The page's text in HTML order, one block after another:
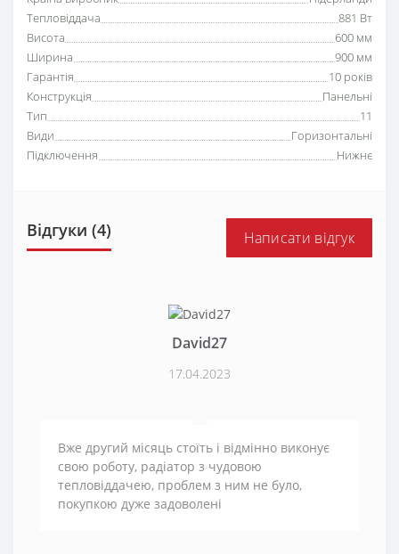
Тепловіддача
881 Вт
Висота
600 мм
Ширина
900 мм
Гарантія
10 років
Конструкція
Панельні
Тип
11
Види
Горизонтальні
Підключення
Нижнє
Відгуки (4) Написати відгук
David27
17.04.2023
Вже другий місяць стоїть і відмінно виконує
свою роботу, радіатор з чудовою
тепловіддачею, проблем з ним не було,
покупкою дуже задоволені